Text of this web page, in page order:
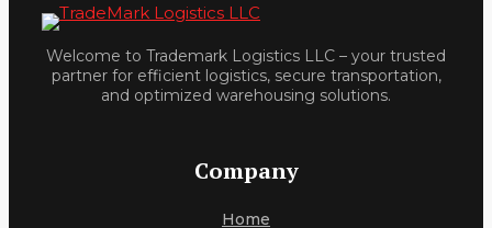
Welcome to Trademark Logistics LLC – your trusted
partner for efficient logistics, secure transportation,
and optimized warehousing solutions.
Company
Home